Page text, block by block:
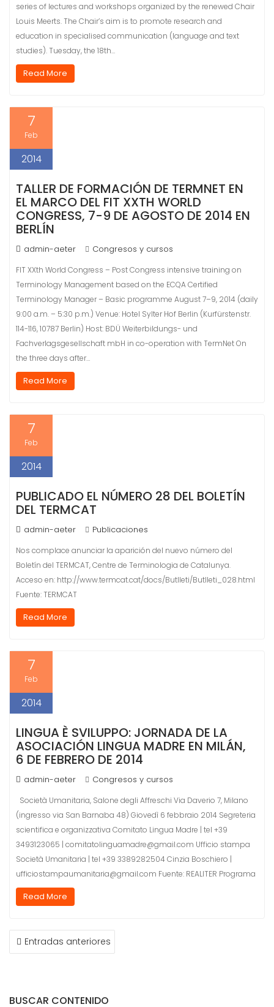
series of lectures and workshops organized by the renewed Chair
Louis Meerts. The Chair’s aim is to promote research and
education in specialised communication (language and text
studies). Tuesday, the 18th…
Read More
7
Feb
2014
TALLER DE FORMACIÓN DE TERMNET EN
EL MARCO DEL FIT XXTH WORLD
CONGRESS, 7-9 DE AGOSTO DE 2014 EN
BERLÍN
admin-aeter Congresos y cursos
FIT XXth World Congress – Post Congress intensive training on
Terminology Management based on the ECQA Certified
Terminology Manager – Basic programme August 7–9, 2014 (daily
9:00 a.m. – 5:30 p.m.) Venue: Hotel Sylter Hof Berlin (Kurfürstenstr.
114-116, 10787 Berlin) Host: BDÜ Weiterbildungs- und
Fachverlagsgesellschaft mbH in co-operation with TermNet On
the three days after…
Read More
7
Feb
2014
PUBLICADO EL NÚMERO 28 DEL BOLETÍN
DEL TERMCAT
admin-aeter Publicaciones
Nos complace anunciar la aparición del nuevo número del
Boletín del TERMCAT, Centre de Terminologia de Catalunya.
Acceso en: http://www.termcat.cat/docs/Butlleti/Butlleti_028.html
Fuente: TERMCAT
Read More
7
Feb
2014
LINGUA È SVILUPPO: JORNADA DE LA
ASOCIACIÓN LINGUA MADRE EN MILÁN,
6 DE FEBRERO DE 2014
admin-aeter Congresos y cursos
Società Umanitaria, Salone degli Affreschi Via Daverio 7, Milano
(ingresso via San Barnaba 48) Giovedì 6 febbraio 2014 Segreteria
scientifica e organizzativa Comitato Lingua Madre | tel +39
3493123065 | comitatolinguamadre@gmail.com Ufficio stampa
Società Umanitaria | tel +39 3389282504 Cinzia Boschiero |
ufficiostampaumanitaria@gmail.com Fuente: REALITER Programa
Read More
NAVEGACIÓN
DEEntradas anteriores
BUSCAR CONTENIDO